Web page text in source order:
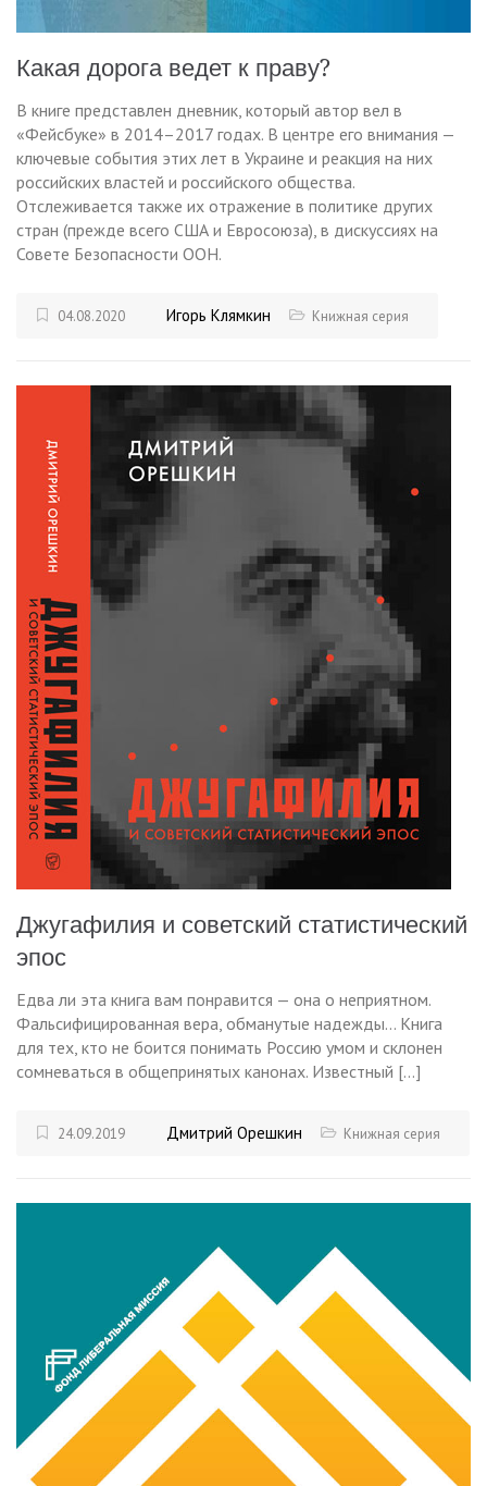
Какая дорога ведет к праву?
В книге представлен дневник, который автор вел в
«Фейсбуке» в 2014–2017 годах. В центре его внимания —
ключевые события этих лет в Украине и реакция на них
российских властей и российского общества.
Отслеживается также их отражение в политике других
стран (прежде всего США и Евросоюза), в дискуссиях на
Совете Безопасности ООН.
04.08.2020 Игорь Клямкин Книжная серия
Джугафилия и советский статистический
эпос
Едва ли эта книга вам понравится — она о неприятном.
Фальсифицированная вера, обманутые надежды… Книга
для тех, кто не боится понимать Россию умом и склонен
сомневаться в общепринятых канонах. Известный […]
24.09.2019 Дмитрий Орешкин Книжная серия